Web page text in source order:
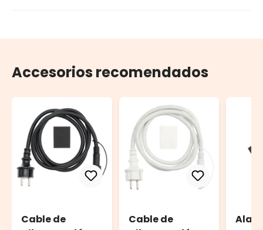
Accesorios recomendados
Cable de
Cable de